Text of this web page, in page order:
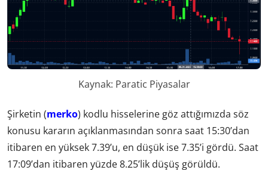
Kaynak: Paratic Piyasalar
Şirketin (merko) kodlu hisselerine göz attığımızda söz
konusu kararın açıklanmasından sonra saat 15:30’dan
itibaren en yüksek 7.39’u, en düşük ise 7.35’i gördü. Saat
17:09’dan itibaren yüzde 8.25’lik düşüş görüldü.